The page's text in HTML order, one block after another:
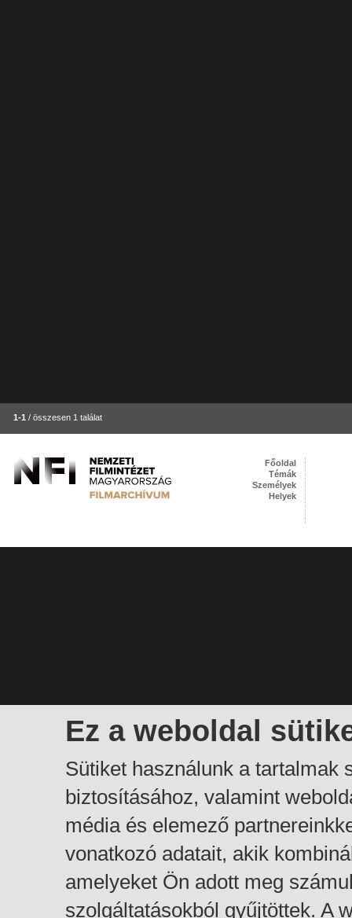
1-1 / összesen 1 találat
Ez a weboldal
Sütiket használunk a tartalmak
biztosításához, valamint
média és elemező
vonatkozó adatait, akik
amelyeket Ön adott meg
szolgáltatásokból gyűjtöttek. A
Főoldal
Témák
Személyek
Helyek